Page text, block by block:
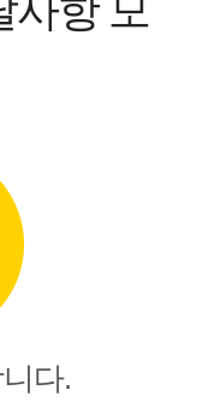
사항 모
다.